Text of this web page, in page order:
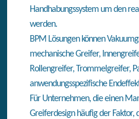
Handhabungssystem um den
werden.
BPM Lösungen können
mechanische Greifer,
Rollengreifer, Trommelgreifer,
anwendungsspezifische
Für Unternehmen, die einen
Greiferdesign häufig der Faktor,